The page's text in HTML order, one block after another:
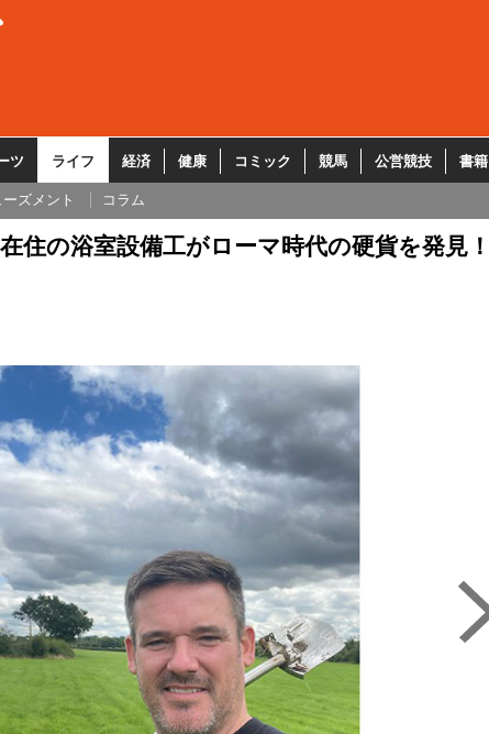
ツ ライフ 経済 健康 コミック 競馬 公営競技 書籍
ズメント コラム
住の浴室設備工がローマ時代の硬貨を発見！